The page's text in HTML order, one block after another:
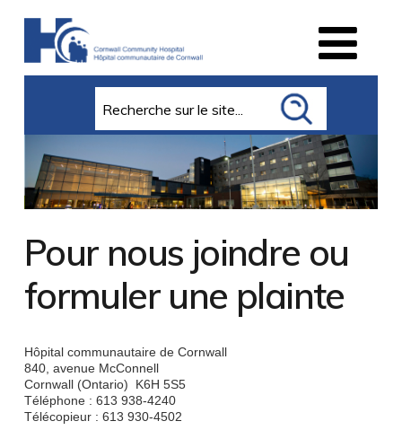
Pour nous joindre ou
formuler une plainte
Hôpital communautaire de Cornwall
840, avenue McConnell
Cornwall (Ontario) K6H 5S5
Téléphone : 613 938-4240
Télécopieur : 613 930-4502